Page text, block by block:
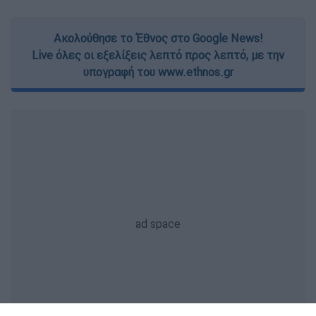
Ακολούθησε το Έθνος στο Google News!
Live όλες οι εξελίξεις λεπτό προς λεπτό, με την
υπογραφή του www.ethnos.gr